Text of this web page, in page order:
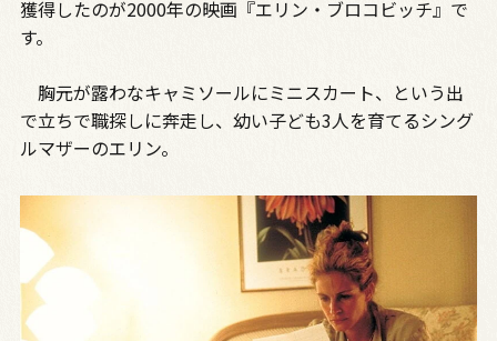
獲得したのが2000年の映画『エリン・ブロコビッチ』で
す。
胸元が露わなキャミソールにミニスカート、という出
で立ちで職探しに奔走し、幼い子ども3人を育てるシング
ルマザーのエリン。